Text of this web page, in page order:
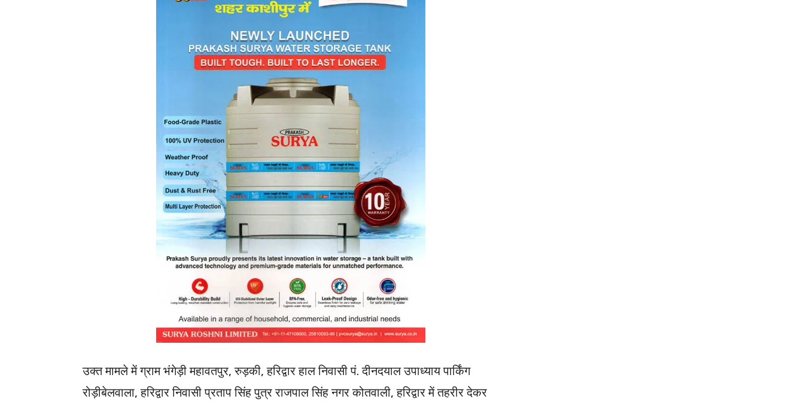
उक्त मामले में ग्राम भंगेड़ी महावतपुर, रुड़की, हरिद्वार हाल निवासी पं. दीनदयाल उपाध्याय पार्किंग
रोड़ीबेलवाला, हरिद्वार निवासी प्रताप सिंह पुत्र राजपाल सिंह नगर कोतवाली, हरिद्वार में तहरीर देकर